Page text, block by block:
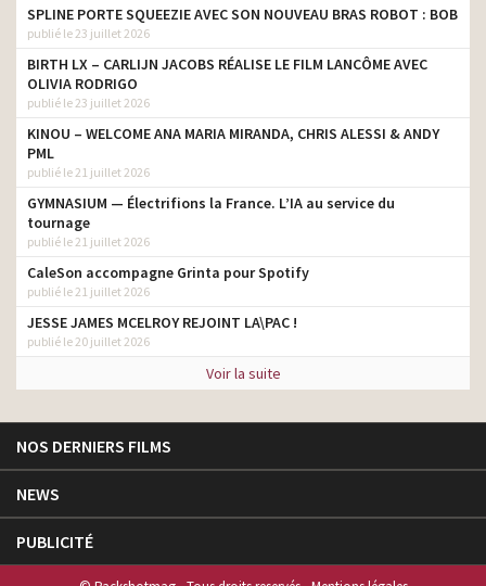
SPLINE PORTE SQUEEZIE AVEC SON NOUVEAU BRAS ROBOT : BOB
publié le 23 juillet 2026
BIRTH LX – CARLIJN JACOBS RÉALISE LE FILM LANCÔME AVEC
OLIVIA RODRIGO
publié le 23 juillet 2026
KINOU – WELCOME ANA MARIA MIRANDA, CHRIS ALESSI & ANDY
PML
publié le 21 juillet 2026
GYMNASIUM — Électrifions la France. L’IA au service du
tournage
publié le 21 juillet 2026
CaleSon accompagne Grinta pour Spotify
publié le 21 juillet 2026
JESSE JAMES MCELROY REJOINT LA\PAC !
publié le 20 juillet 2026
Voir la suite
NOS DERNIERS FILMS
NEWS
PUBLICITÉ